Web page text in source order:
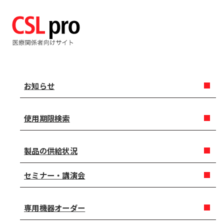
お知らせ
使用期限検索
製品の供給状況
セミナー・講演会
専用機器オーダー